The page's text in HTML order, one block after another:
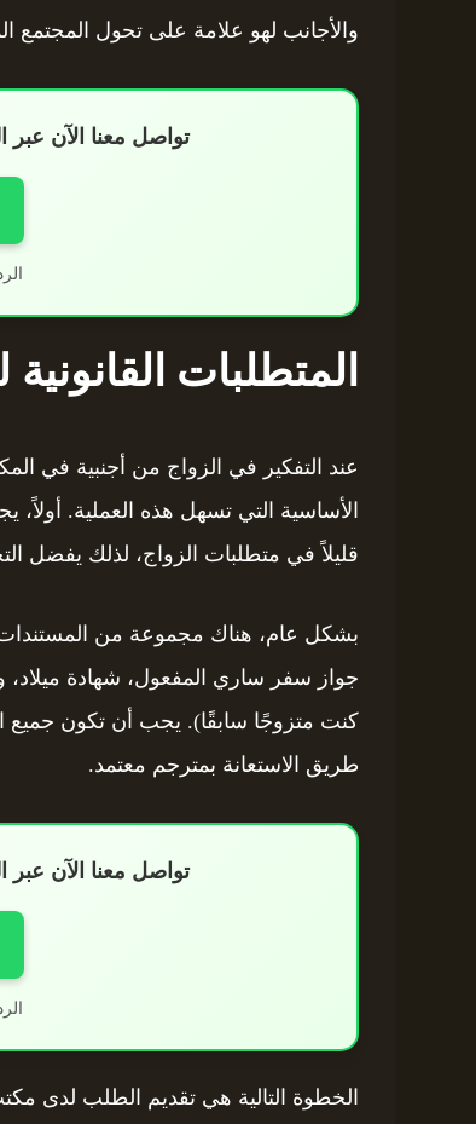
والأجانب لهو علامة على تحول المجتمع
تواصل معنا الآن
المتطلبات
عند التفكير في الزواج من أجنبية في
الأساسية التي تسهل هذه العملية.
قليلاً في متطلبات الزواج، لذلك يفضل
بشكل عام، هناك مجموعة من المستندات
جواز سفر ساري المفعول، شهادة ميلاد،
كنت متزوجًا سابقًا). يجب أن تكون جميع
طريق الاستعانة بمترجم معتمد.
تواصل معنا الآن
الخطوة التالية هي تقديم الطلب لدى